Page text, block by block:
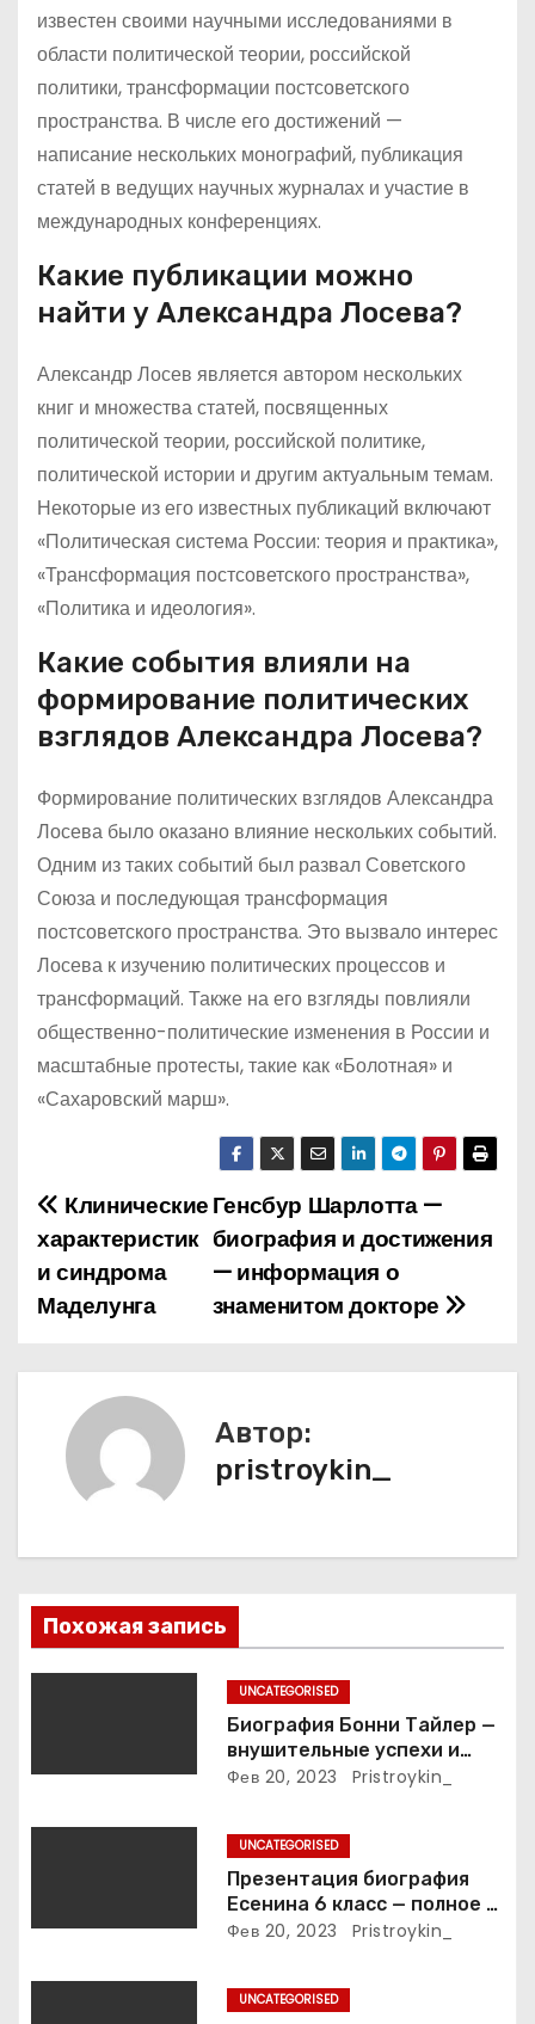
известен своими научными исследованиями в
области политической теории, российской
политики, трансформации постсоветского
пространства. В числе его достижений —
написание нескольких монографий, публикация
статей в ведущих научных журналах и участие в
международных конференциях.
Какие публикации можно
найти у Александра Лосева?
Александр Лосев является автором нескольких
книг и множества статей, посвященных
политической теории, российской политике,
политической истории и другим актуальным темам.
Некоторые из его известных публикаций включают
«Политическая система России: теория и практика»,
«Трансформация постсоветского пространства»,
«Политика и идеология».
Какие события влияли на
формирование политических
взглядов Александра Лосева?
Формирование политических взглядов Александра
Лосева было оказано влияние нескольких событий.
Одним из таких событий был развал Советского
Союза и последующая трансформация
постсоветского пространства. Это вызвало интерес
Лосева к изучению политических процессов и
трансформаций. Также на его взгляды повлияли
общественно-политические изменения в России и
масштабные протесты, такие как «Болотная» и
«Сахаровский марш».
Н
а
в
и
и
я
п
з
а
и
Генсбур Шарлотта —
биография и достижения
— информация о
знаменитом докторе
Клинические
характеристик
и синдрома
Маделунга
Автор:
pristroykin_
Похожая запись
UNCATEGORISED
Биография Бонни Тайлер —
внушительные успехи и
интимные подробности
Фев 20, 2023 Pristroykin_
UNCATEGORISED
Презентация биография
Есенина 6 класс — полное и
подробное описание жизни
Фев 20, 2023 Pristroykin_
UNCATEGORISED